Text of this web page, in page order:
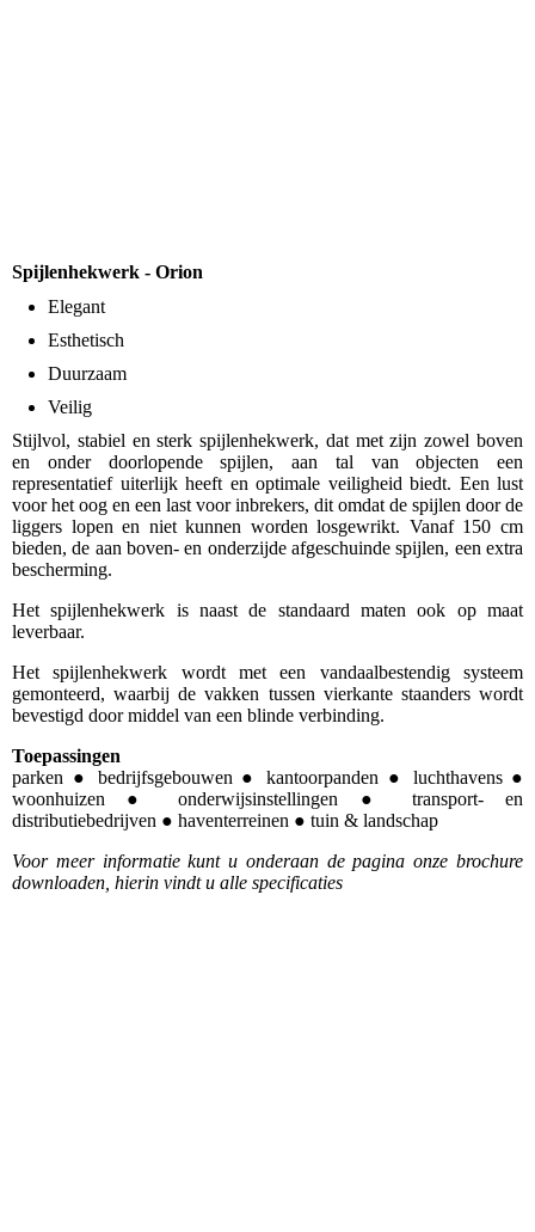
Spijlenhekwerk - Orion
Elegant
Esthetisch
Duurzaam
Veilig
Stijlvol, stabiel en sterk spijlenhekwerk, dat met zijn zowel boven
en onder doorlopende spijlen, aan tal van objecten een
representatief uiterlijk heeft en optimale veiligheid biedt. Een lust
voor het oog en een last voor inbrekers, dit omdat de spijlen door de
liggers lopen en niet kunnen worden losgewrikt. Vanaf 150 cm
bieden, de aan boven- en onderzijde afgeschuinde spijlen, een extra
bescherming.
Het spijlenhekwerk is naast de standaard maten ook op maat
leverbaar.
Het spijlenhekwerk wordt met een vandaalbestendig systeem
gemonteerd, waarbij de vakken tussen vierkante staanders wordt
bevestigd door middel van een blinde verbinding.
Toepassingen
parken ● bedrijfsgebouwen ● kantoorpanden ● luchthavens ●
woonhuizen ● onderwijsinstellingen ● transport- en
distributiebedrijven ● haventerreinen ● tuin & landschap
Voor meer informatie kunt u onderaan de pagina onze brochure
downloaden, hierin vindt u alle specificaties